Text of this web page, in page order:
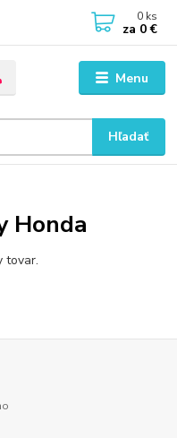
Menu
Hľadať
0 ks
za 0 €
Honda
tovar.